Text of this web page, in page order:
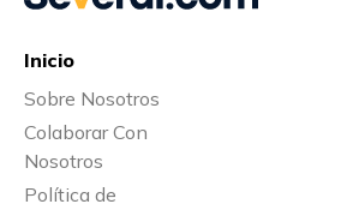
Inicio
Sobre Nosotros
Colaborar Con
Nosotros
Política de